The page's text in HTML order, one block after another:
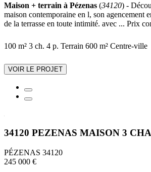
Maison + terrain à Pézenas (34120) -
maison contemporaine en l, son agencement
de la terrasse en toute intimité. avec ... Prix
100 m² 3 ch. 4 p. Terrain 600 m² Centre-ville
VOIR LE PROJET
34120 PEZENAS MAISON 3
PÉZENAS 34120
245 000 €